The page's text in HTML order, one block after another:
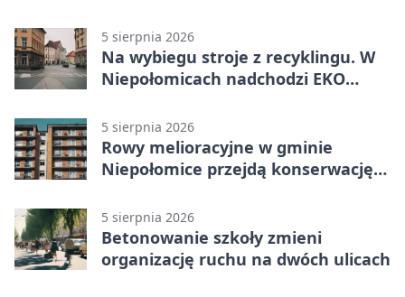
5 sierpnia 2026
Na wybiegu stroje z recyklingu. W
Niepołomicach nadchodzi EKO
5 sierpnia 2026
Rowy melioracyjne w gminie
Niepołomice przejdą konserwację.
5 sierpnia 2026
Betonowanie szkoły zmieni
organizację ruchu na dwóch ulicach